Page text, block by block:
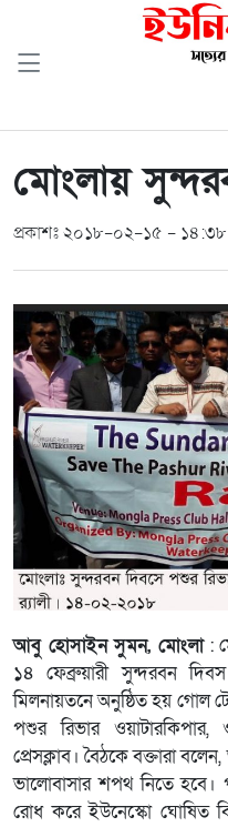
মোংলায়
প্রকাশঃ ২০১৮-০২-১৫ - ১৪:৩৮
আবু হোসাইন সুমন, মোংলা:
১৪ ফেব্রুয়ারী সুন্দরবন
মিলনায়তনে অনুষ্ঠিত হয় গোল
পশুর রিভার ওয়াটারকিপার,
প্রেসক্লাব। বৈঠকে বক্তারা
ভালোবাসার শপথ নিতে হবে।
রোধ করে ইউনেস্কো ঘোষিত